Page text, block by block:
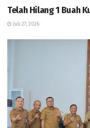
Telah Hilang 1 Buah
Juli 27, 2026